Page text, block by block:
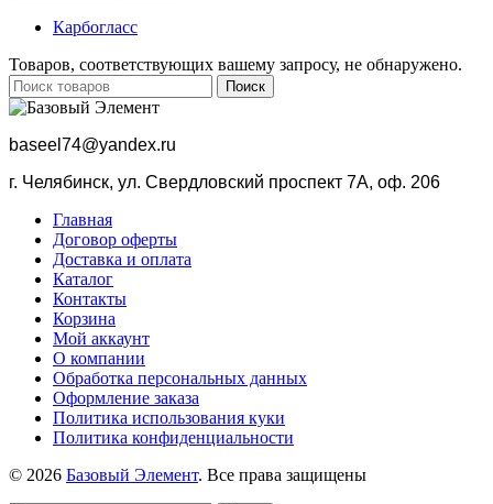
Карбогласс
Товаров, соответствующих вашему запросу, не обнаружено.
Поиск
baseel74@yandex.ru
г. Челябинск, ул. Свердловский проспект 7А, оф. 206
Главная
Договор оферты
Доставка и оплата
Каталог
Контакты
Корзина
Мой аккаунт
О компании
Обработка персональных данных
Оформление заказа
Политика использования куки
Политика конфиденциальности
© 2026 Базовый Элемент. Все права защищены